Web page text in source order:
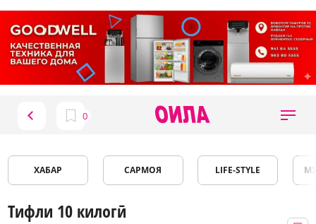
ХАБАР САРМОЯ LIFE-STYLE
Тифли 10 килогӣ